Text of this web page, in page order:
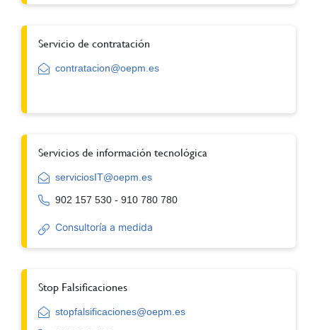
Servicio de contratación
contratacion@oepm.es
Servicios de información tecnológica
serviciosIT@oepm.es
902 157 530 - 910 780 780
Consultoría a medida
Stop Falsificaciones
stopfalsificaciones@oepm.es